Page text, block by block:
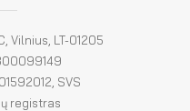
Vilnius, LT-01205
SVS
registras